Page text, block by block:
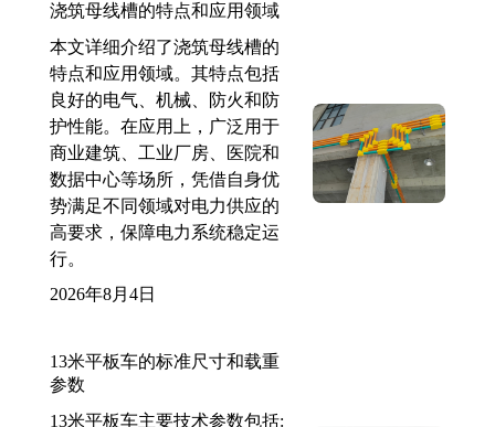
浇筑母线槽的特点和应用领域
本文详细介绍了浇筑母线槽的
特点和应用领域。其特点包括
良好的电气、机械、防火和防
护性能。在应用上，广泛用于
商业建筑、工业厂房、医院和
数据中心等场所，凭借自身优
势满足不同领域对电力供应的
高要求，保障电力系统稳定运
行。
2026年8月4日
13米平板车的标准尺寸和载重
参数
13米平板车主要技术参数包括: